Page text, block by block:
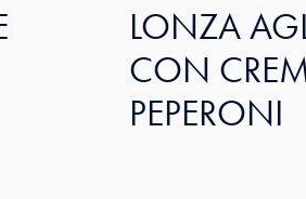
LONZA
CON
PEPERONI